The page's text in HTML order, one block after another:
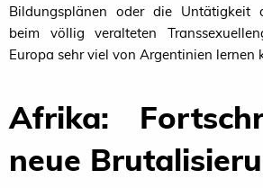
Bildungsplänen oder die Untätigkeit
beim völlig veralteten
Europa sehr viel von Argentinien lernen
Afrika:
neue